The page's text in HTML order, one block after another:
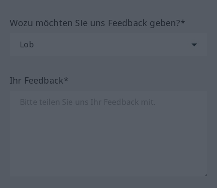
Wozu möchten Sie uns Feedback geben?*
Ihr Feedback*